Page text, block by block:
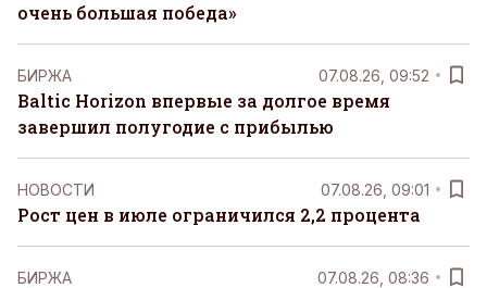
очень большая победа»
БИРЖА 07.08.26, 09:52
Baltic Horizon впервые за долгое время
завершил полугодие с прибылью
НОВОСТИ 07.08.26, 09:01
Рост цен в июле ограничился 2,2 процента
БИРЖА 07.08.26, 08:36